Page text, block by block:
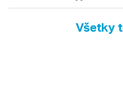
Všetky